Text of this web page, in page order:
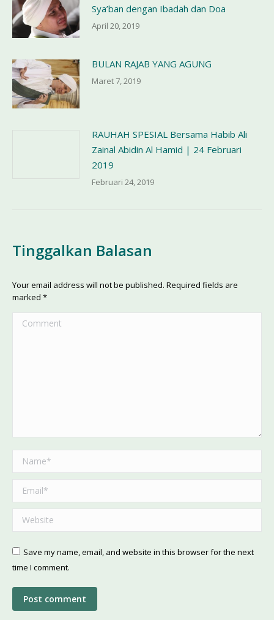
Sya’ban dengan Ibadah dan Doa
April 20, 2019
BULAN RAJAB YANG AGUNG
Maret 7, 2019
RAUHAH SPESIAL Bersama Habib Ali
Zainal Abidin Al Hamid | 24 Februari
2019
Februari 24, 2019
Tinggalkan Balasan
Your email address will not be published. Required fields are
marked *
Comment
Name *
Email *
Website
Save my name, email, and website in this browser for the next
time I comment.
Post comment